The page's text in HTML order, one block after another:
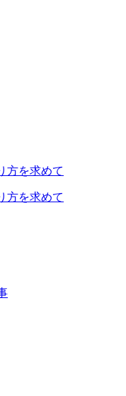
方を求めて
方を求めて